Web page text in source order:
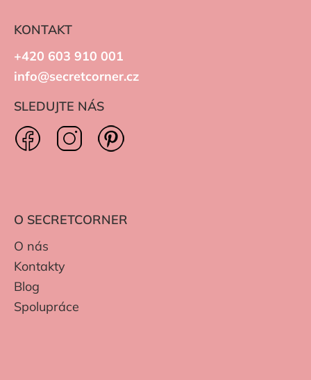
KONTAKT
+420 603 910 001
info@secretcorner.cz
SLEDUJTE NÁS
O SECRETCORNER
O nás
Kontakty
Blog
Spolupráce